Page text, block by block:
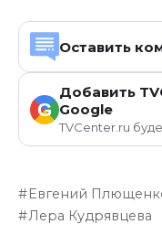
Оставить
G
Добавить
Google
TVCenter.ru
Евгений
Лера Кудрявцева